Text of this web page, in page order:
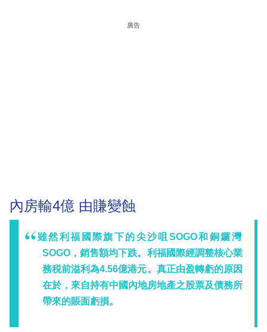
廣告
內房輸4億 由賺變蝕
雖然利福國際旗下的尖沙咀SOGO和銅鑼灣
SOGO，銷售額均下跌。利福國際經調整核心業
務税前溢利為4.56億港元。真正由盈轉虧的原因
在於，來自持有中國內地房地產之股票及債務所
帶來的賬面虧損。